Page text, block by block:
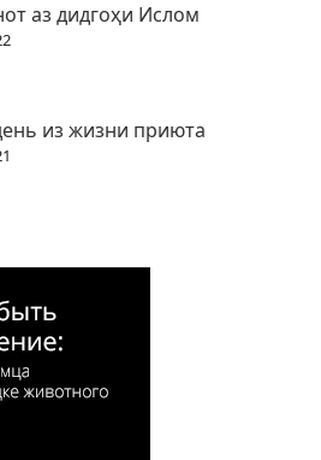
аз дидгоҳи Ислом
из жизни приюта